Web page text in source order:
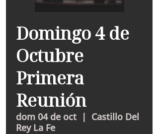
Domingo 4 de
Octubre
Primera
Reunión
dom 04 de oct
  |
Castillo Del
Rey La Fe